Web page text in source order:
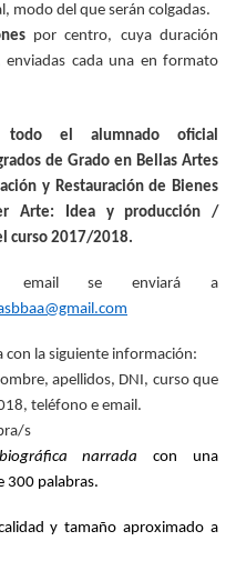
modo del que serán colgadas.
por centro, cuya duración
cada una en formato
todo el alumnado oficial
de Grado en Bellas Artes
y Restauración de Bienes
Arte: Idea y producción /
curso 2017/2018.
email se enviará a
con la siguiente información:
apellidos, DNI, curso que
teléfono e email.
s
narrada con una
300 palabras.
y tamaño aproximado a